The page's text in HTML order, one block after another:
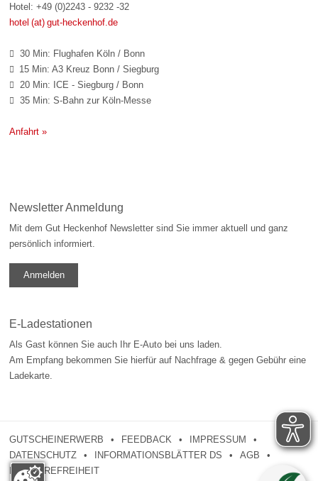
Hotel: +49 (0)2243 - 9232 -32
hotel (at) gut-heckenhof.de
 30 Min: Flughafen Köln / Bonn
 15 Min: A3 Kreuz Bonn / Siegburg
 20 Min: ICE - Siegburg / Bonn
 35 Min: S-Bahn zur Köln-Messe
Anfahrt »
Newsletter Anmeldung
Mit dem Gut Heckenhof Newsletter sind Sie immer aktuell und ganz
persönlich informiert.
Anmelden
E-Ladestationen
Als Gast können Sie auch Ihr E-Auto bei uns laden.
Am Empfang bekommen Sie hierfür auf Nachfrage & gegen Gebühr eine
Ladekarte.
GUTSCHEINERWERB FEEDBACK
IMPRESSUM
DATENSCHUTZ
INFORMATIONSBLÄTTER DS
AGB
BARRIEREFREIHEIT